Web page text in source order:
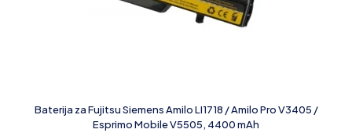
Baterija za Fujitsu Siemens Amilo LI1718 / Amilo Pro V3405 /
Esprimo Mobile V5505, 4400 mAh